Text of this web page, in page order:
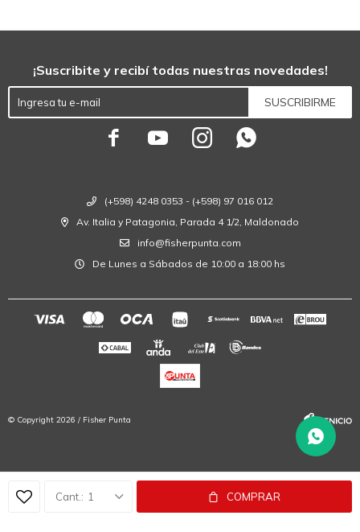
1 COMPRAR
(+598) 4248 0353 - (+598) 97 016 012
Av. Italia y Patagonia, Parada 4 1/2, Maldonado
info@fisherpunta.com
De Lunes a Sábados de 10:00 a 18:00 hs
¡Suscribite y recibí todas nuestras novedades!
SUSCRIBIRME
   
© Copyright 2026 / Fisher Punta